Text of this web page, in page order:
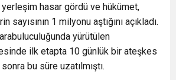
hasar gördü ve hükümet,
sayısının 1 milyonu aştığını açıkladı.
yürütülen
ilk etapta 10 günlük bir ateşkes
bu süre uzatılmıştı.